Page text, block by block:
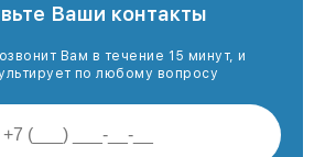
Ваши контакты
Вам в течение 15 минут, и
по любому вопросу